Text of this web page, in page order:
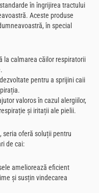
în îngrijirea tractului
Aceste produse
în special
la calmarea căilor respiratorii
pentru a sprijini caii
valoros în cazul alergiilor,
și iritații ale pielii.
seria oferă soluții pentru
de cai:
ameliorează eficient
și susțin vindecarea